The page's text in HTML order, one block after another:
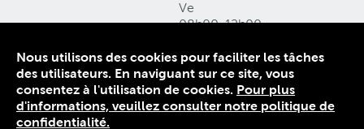
Ve
08h00-12h00
Contact et accès
Déclaration de protection des données
Mentions légales
Conditions générales
Nous utilisons des cookies pour faciliter les tâches
des utilisateurs. En naviguant sur ce site, vous
consentez à l'utilisation de cookies. Pour plus
d'informations, veuillez consulter notre politique de
confidentialité.